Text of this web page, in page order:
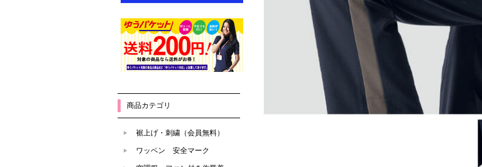
商品カテゴリ
裾上げ・刺繍（会員無料）
ワッペン 安全マーク